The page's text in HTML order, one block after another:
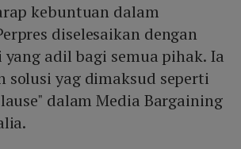
kebuntuan dalam
diselesaikan dengan
adil bagi semua pihak. Ia
solusi yag dimaksud seperti
dalam Media Bargaining